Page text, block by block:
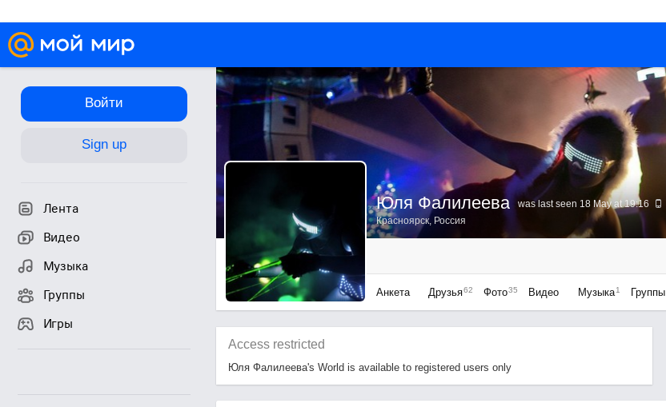
Войти
Sign up
Лента
Видео
Музыка
Группы
Игры
Юля Фалилеева
was last seen 18 May at 19:16
Красноярск, Россия
Анкета Друзья62 Фото35 Видео Музыка 1 Группы
Access restricted
Юля Фалилеева's World is available to registered users only